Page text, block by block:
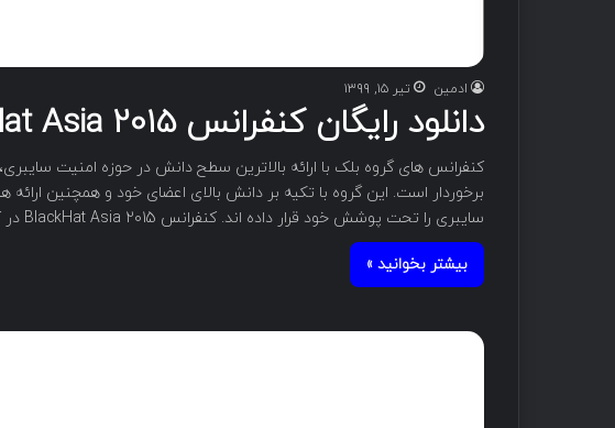
ادمین تیر ۱۵, ۱۳۹۹
دانلود رایگان کنفرانس BlackHat Asia 2015
کنفرانس های گروه بلک با ارائه بالاترین سطح دانش در حوزه امنیت
برخوردار است. این گروه با تکیه بر دانش بالای اعضای خود و همچنین
سایبری را تحت پوشش خود قرار داده اند. کنفرانس BlackHat Asia 2015 در کشور…
بیشتر بخوانید »